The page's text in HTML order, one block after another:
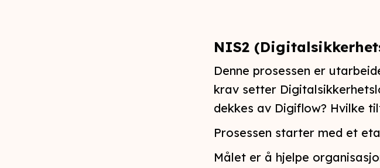
NIS2
Denne prosessen er
krav setter
dekkes av Digiflow? Hvilke
Prosessen starter med et
Målet er å hjelpe